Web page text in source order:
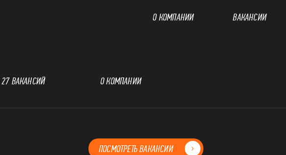
О КОМПАНИИ ВАКАНСИИ
27 ВАКАНСИЙ О КОМПАНИИ
ПОСМОТРЕТЬ ВАКАНСИИ